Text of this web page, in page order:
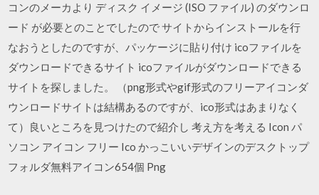
コンのメーカより ディスク イメージ (ISO ファイル) のダウンロ
ード が必要とのことでしたので サイトからインストールを行
なおうとしたのですが、パッケージに貼り付け icoファイルを
ダウンロードできるサイト icoファイルがダウンロードできる
サイトを探しました。 （png形式やgif形式のフリーアイコンダ
ウンロードサイトは結構あるのですが、ico形式はあまりなく
て）良いところを見つけたので紹介し 考え方を考える Icon パ
ソコン アイコン フリー Ico かっこいいデザインのデスクトップ
フォルダ無料アイコン654個 Png